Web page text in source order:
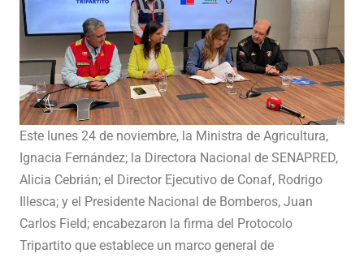
Este lunes 24 de noviembre, la Ministra de Agricultura,
Ignacia Fernández; la Directora Nacional de SENAPRED,
Alicia Cebrián; el Director Ejecutivo de Conaf, Rodrigo
Illesca; y el Presidente Nacional de Bomberos, Juan
Carlos Field; encabezaron la firma del Protocolo
Tripartito que establece un marco general de